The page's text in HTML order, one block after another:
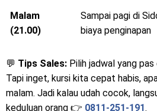
Malam
(21.00)
Sampai pagi di
biaya penginapan
💬 Tips Sales: Pilih jadwal yang
Tapi inget, kursi kita cepat habis,
malam. Jadi kalau udah cocok,
keduluan orang 👉 0811-251-191.